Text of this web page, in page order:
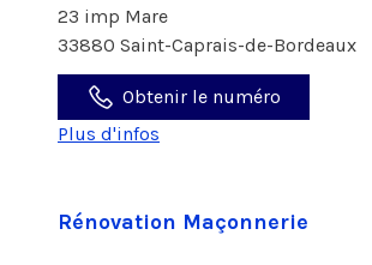
23 imp Mare
33880 Saint-Caprais-de-Bordeaux
Obtenir le numéro
Plus d'infos
Rénovation Maçonnerie